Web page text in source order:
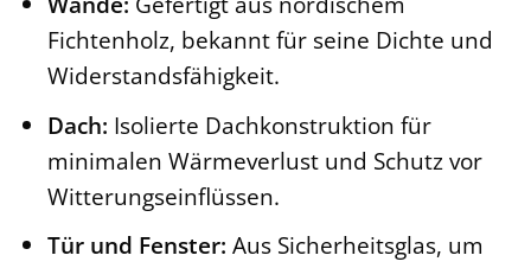
Fichtenholz, bekannt für seine Dichte und
Widerstandsfähigkeit.
Dach: Isolierte Dachkonstruktion für
minimalen Wärmeverlust und Schutz vor
Witterungseinflüssen.
Tür und Fenster: Aus Sicherheitsglas, um